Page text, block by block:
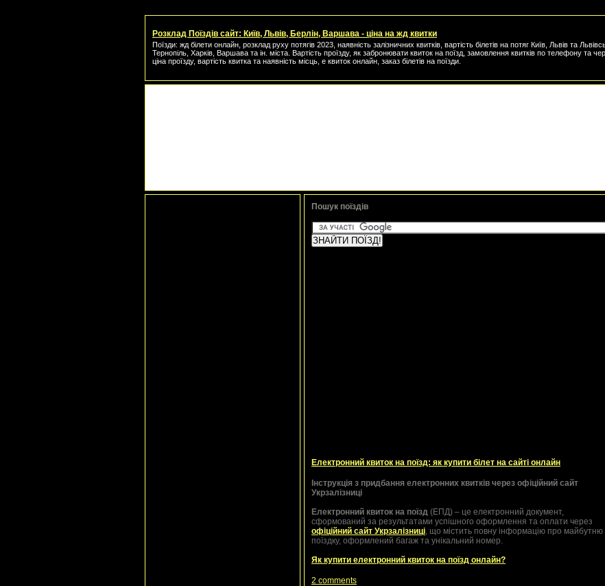
Розклад Поїздів сайт: Київ, Львів, Берлін, Варшава - ціна на жд квитки
Поїзди: жд білети онлайн, розклад руху потягів 2023, наявність залізничних квитків, вартість білетів на потяг Київ, Львів та
Тернопіль, Харків, Варшава та ін. міста. Вартість проїзду, як забронювати квиток на поїзд, замовлення квитків по телефону та
ціна проїзду, вартість квитка та наявність місць, е квиток онлайн, заказ білетів на поїзди.
Пошук поїздів
Електронний квиток на поїзд: як купити білет на сайті онлайн
Інструкція з придбання електронних квитків через офіційний сайт
Укрзалізниці
Електронний квиток на поїзд (ЕПД) – це електронний документ,
сформований за результатами успішного оформлення та оплати через
офіційний сайт Укрзалізниці, що містить повну інформацію про майбутню
поїздку, оформлений багаж та унікальний номер.
Як купити електронний квиток на поїзд онлайн?
2 comments